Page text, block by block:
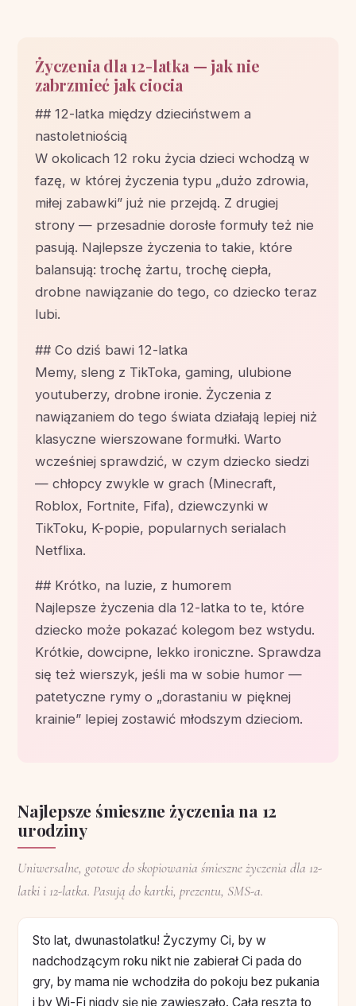
Życzenia dla 12-latka — jak nie
zabrzmieć jak ciocia
## 12-latka między dzieciństwem a
nastoletniością
W okolicach 12 roku życia dzieci wchodzą w
fazę, w której życzenia typu „dużo zdrowia,
miłej zabawki” już nie przejdą. Z drugiej
strony — przesadnie dorosłe formuły też nie
pasują. Najlepsze życzenia to takie, które
balansują: trochę żartu, trochę ciepła,
drobne nawiązanie do tego, co dziecko teraz
lubi.
## Co dziś bawi 12-latka
Memy, sleng z TikToka, gaming, ulubione
youtuberzy, drobne ironie. Życzenia z
nawiązaniem do tego świata działają lepiej niż
klasyczne wierszowane formułki. Warto
wcześniej sprawdzić, w czym dziecko siedzi
— chłopcy zwykle w grach (Minecraft,
Roblox, Fortnite, Fifa), dziewczynki w
TikToku, K-popie, popularnych serialach
Netflixa.
## Krótko, na luzie, z humorem
Najlepsze życzenia dla 12-latka to te, które
dziecko może pokazać kolegom bez wstydu.
Krótkie, dowcipne, lekko ironiczne. Sprawdza
się też wierszyk, jeśli ma w sobie humor —
patetyczne rymy o „dorastaniu w pięknej
krainie” lepiej zostawić młodszym dzieciom.
Najlepsze śmieszne życzenia na 12
urodziny
Uniwersalne, gotowe do skopiowania śmieszne życzenia dla 12-
latki i 12-latka. Pasują do kartki, prezentu, SMS-a.
Sto lat, dwunastolatku! Życzymy Ci, by w
nadchodzącym roku nikt nie zabierał Ci pada do
gry, by mama nie wchodziła do pokoju bez pukania
i by Wi-Fi nigdy się nie zawieszało. Cała reszta to